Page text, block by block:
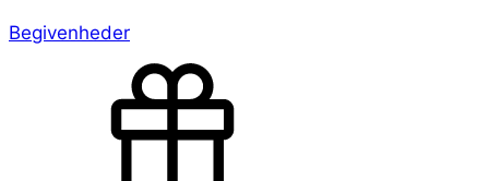
Begivenheder